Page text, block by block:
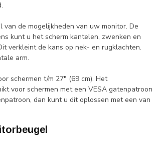
de mogelijkheden van uw monitor. De
kunt u het scherm kantelen, zwenken en
verkleint de kans op nek- en rugklachten.
arm.
schermen t/m 27" (69 cm). Het
voor schermen met een VESA gatenpatroon
dan kunt u dit oplossen met een van